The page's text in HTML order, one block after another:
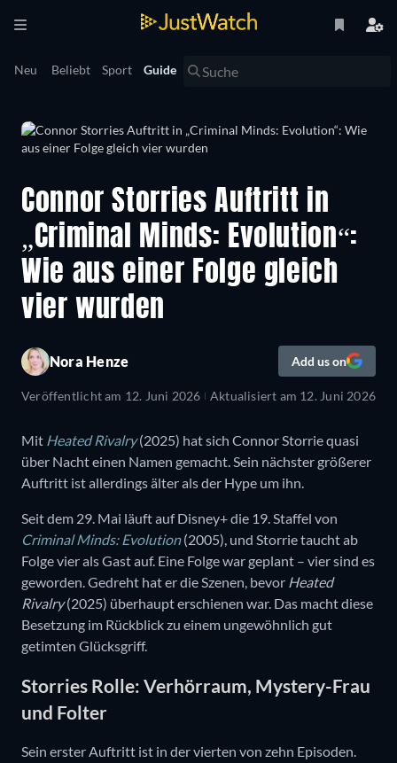
Neu Beliebt Sport Guide
Connor Storries Auftritt in
„Criminal Minds: Evolution“:
Wie aus einer Folge gleich
vier wurden
Nora Henze Add us on
Veröffentlicht am 12. Juni 2026 Aktualisiert am 12. Juni 2026
Mit Heated Rivalry(2025) hat sich Connor Storrie quasi
über Nacht einen Namen gemacht. Sein nächster größerer
Auftritt ist allerdings älter als der Hype um ihn.
Seit dem 29. Mai läuft auf Disney+ die 19. Staffel von
Criminal Minds: Evolution(2005), und Storrie taucht ab
Folge vier als Gast auf. Eine Folge war geplant – vier sind es
geworden. Gedreht hat er die Szenen, bevor Heated
Rivalry(2025) überhaupt erschienen war. Das macht diese
Besetzung im Rückblick zu einem ungewöhnlich gut
getimten Glücksgriff.
Storries Rolle: Verhörraum, Mystery-Frau
und Folter
Sein erster Auftritt ist in der vierten von zehn Episoden.